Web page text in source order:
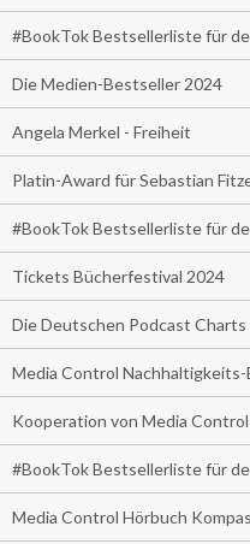
#BookTok Bestsellerliste für
Die Medien-Bestseller 2024
Angela Merkel - Freiheit
Platin-Award für Sebastian
#BookTok Bestsellerliste für
Tickets Bücherfestival 2024
Die Deutschen Podcast Charts
Media Control
Kooperation von Media
#BookTok Bestsellerliste für
Media Control Hörbuch